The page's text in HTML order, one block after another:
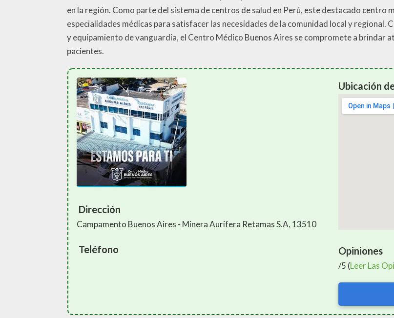
en la región. Como parte del sistema de centros de salud en Perú, este destacado centro
especialidades médicas para satisfacer las necesidades de la comunidad local y
y equipamiento de vanguardia, el Centro Médico Buenos Aires se compromete a brindar
pacientes.
Dirección
Campamento Buenos Aires - Minera Aurifera Retamas S.A, 13510
Teléfono
Ubicación
Opiniones
/5 (Leer Las